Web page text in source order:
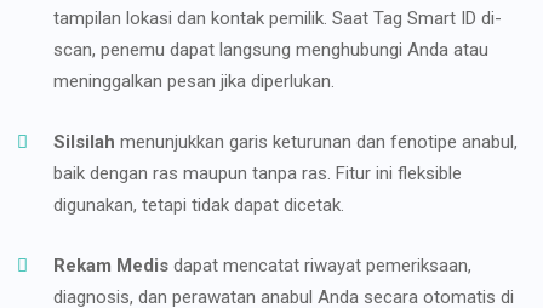
tampilan lokasi dan kontak pemilik. Saat Tag Smart ID di-
scan, penemu dapat langsung menghubungi Anda atau
meninggalkan pesan jika diperlukan.
Silsilah menunjukkan garis keturunan dan fenotipe anabul,
baik dengan ras maupun tanpa ras. Fitur ini fleksible
digunakan, tetapi tidak dapat dicetak.
Rekam Medis dapat mencatat riwayat pemeriksaan,
diagnosis, dan perawatan anabul Anda secara otomatis di